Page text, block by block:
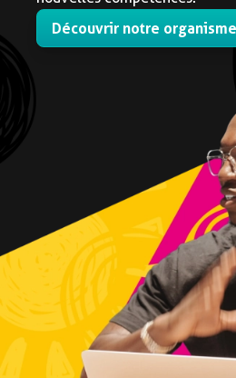
dans son métier.
Découvrir nos formations